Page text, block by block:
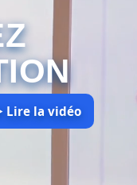
Lire la vidéo